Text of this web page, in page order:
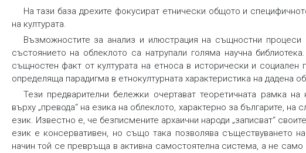
На тази база дрехите фокусират етнически общото и
на културата.
Възможностите за анализ и илюстрация на същностни
състоянието на облеклото са натрупали голяма научна
същностен факт от културата на етноса в исторически и социален
определяща парадигма в етнокултурната характеристика на дадена
Тези предварителни бележки очертават теоретичната рамка
върху „превода“ на езика на облеклото, характерно за българите,
език. Известно е, че безписмените архаични народи „записват“
език е консервативен, но също така позволява съществуването
начин той се превръща в активна самостоятелна система, а не само